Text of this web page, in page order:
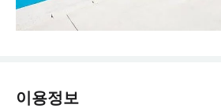
이용정보